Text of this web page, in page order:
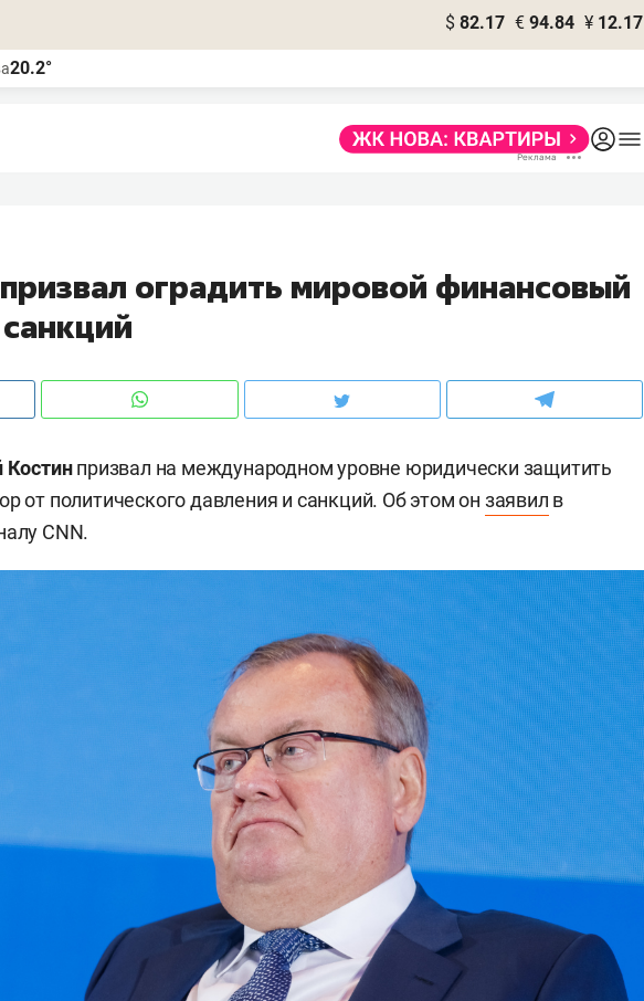
$ 82.17 € 94.84 ¥ 12.17
20.2°
оградить мировой финансовый
Костинпризвал на международном уровне юридически защитить
от политического давления и санкций. Об этом он заявил в
CNN.